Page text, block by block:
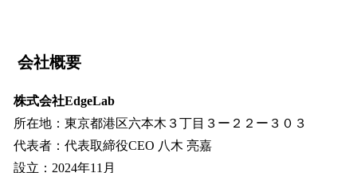
会社概要
株式会社EdgeLab
所在地：東京都港区六本木３丁目３ー２２ー３０３
代表者：代表取締役CEO 八木 亮嘉
設立：2024年11月